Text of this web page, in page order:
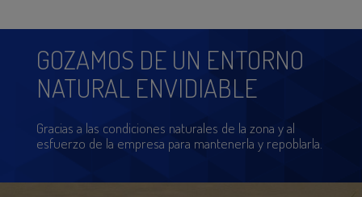
GOZAMOS DE UN ENTORNO
NATURAL ENVIDIABLE
Gracias a las condiciones naturales de la zona y al
esfuerzo de la empresa para mantenerla y repoblarla.